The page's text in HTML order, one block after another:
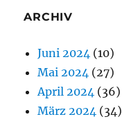
ARCHIV
Juni 2024 (10)
Mai 2024 (27)
April 2024 (36)
März 2024 (34)